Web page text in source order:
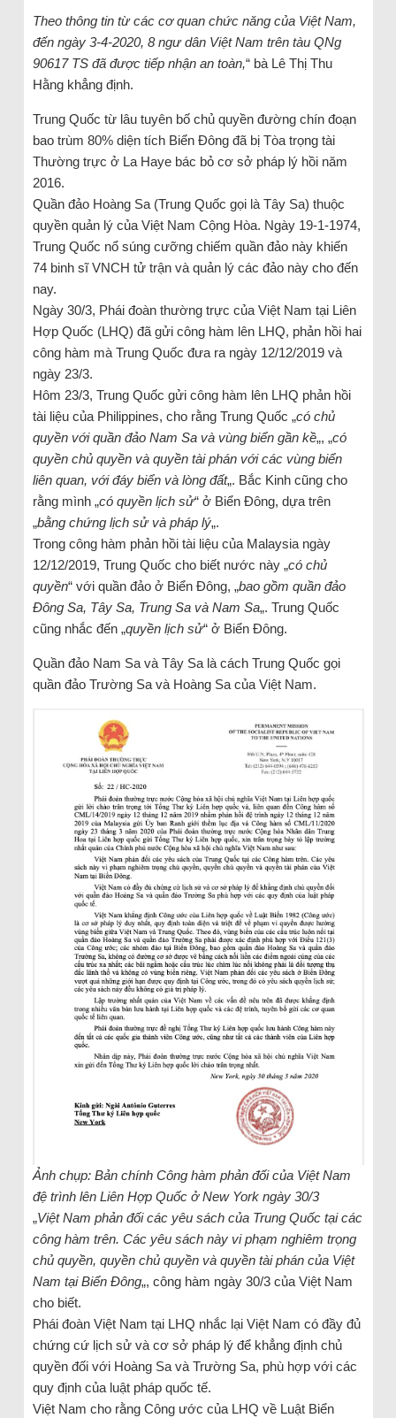
Theo thông tin từ các cơ quan chức năng của Việt Nam,
đến ngày 3-4-2020, 8 ngư dân Việt Nam trên tàu QNg
90617 TS đã được tiếp nhận an toàn,“ bà Lê Thị Thu
Hằng khẳng định.
Trung Quốc từ lâu tuyên bố chủ quyền đường chín đoạn
bao trùm 80% diện tích Biển Đông đã bị Tòa trọng tài
Thường trực ở La Haye bác bỏ cơ sở pháp lý hồi năm
2016.
Quần đảo Hoàng Sa (Trung Quốc gọi là Tây Sa) thuộc
quyền quản lý của Việt Nam Cộng Hòa. Ngày 19-1-1974,
Trung Quốc nổ súng cưỡng chiếm quần đảo này khiến
74 binh sĩ VNCH tử trận và quản lý các đảo này cho đến
nay.
Ngày 30/3, Phái đoàn thường trực của Việt Nam tại Liên
Hợp Quốc (LHQ) đã gửi công hàm lên LHQ, phản hồi hai
công hàm mà Trung Quốc đưa ra ngày 12/12/2019 và
ngày 23/3.
Hôm 23/3, Trung Quốc gửi công hàm lên LHQ phản hồi
tài liệu của Philippines, cho rằng Trung Quốc „có chủ
quyền với quần đảo Nam Sa và vùng biển gần kề„, „có
quyền chủ quyền và quyền tài phán với các vùng biển
liên quan, với đáy biển và lòng đất„. Bắc Kinh cũng cho
rằng mình „có quyền lịch sử“ ở Biển Đông, dựa trên
„bằng chứng lịch sử và pháp lý„.
Trong công hàm phản hồi tài liệu của Malaysia ngày
12/12/2019, Trung Quốc cho biết nước này „có chủ
quyền“ với quần đảo ở Biển Đông, „bao gồm quần đảo
Đông Sa, Tây Sa, Trung Sa và Nam Sa„. Trung Quốc
cũng nhắc đến „quyền lịch sử“ ở Biển Đông.
Quần đảo Nam Sa và Tây Sa là cách Trung Quốc gọi
quần đảo Trường Sa và Hoàng Sa của Việt Nam.
Ảnh chụp: Bản chính Công hàm phản đối của Việt Nam
đệ trình lên Liên Hợp Quốc ở New York ngày 30/3
„Việt Nam phản đối các yêu sách của Trung Quốc tại các
công hàm trên. Các yêu sách này vi phạm nghiêm trọng
chủ quyền, quyền chủ quyền và quyền tài phán của Việt
Nam tại Biển Đông„, công hàm ngày 30/3 của Việt Nam
cho biết.
Phái đoàn Việt Nam tại LHQ nhắc lại Việt Nam có đầy đủ
chứng cứ lịch sử và cơ sở pháp lý để khẳng định chủ
quyền đối với Hoàng Sa và Trường Sa, phù hợp với các
quy định của luật pháp quốc tế.
Việt Nam cho rằng Công ước của LHQ về Luật Biển